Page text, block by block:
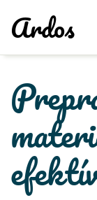
content
Ardos